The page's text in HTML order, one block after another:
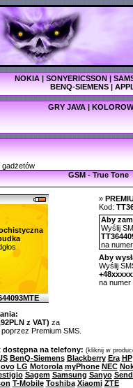
NOKIA|SONYERICSSON|
BENQ-SIEMENS|
GRY JAVA |
gadżetów
GSM - True Tone
z VAT) za
Premium SMS.
»
Kod:
Aby
Wyślij
na
Aby
Wyślij
na numer
dostępna na telefony: (kliknij w
BenQ-Siemens Blackberry Era HP
LG Motorola myPhone NEC
Sagem Samsung Sanyo
T-Mobile Toshiba Xiaomi ZTE